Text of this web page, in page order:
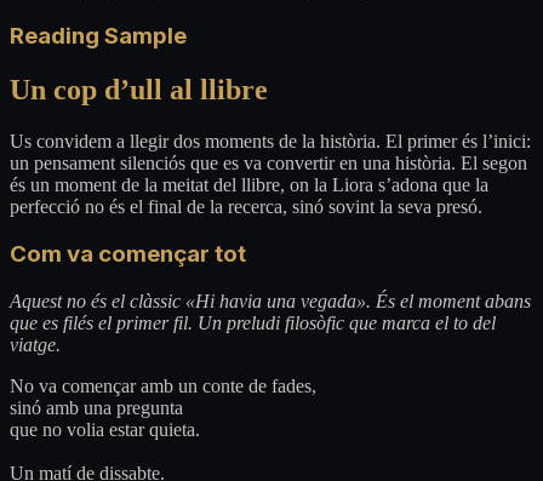
Reading Sample
Un cop d’ull al llibre
Us convidem a llegir dos moments de la història. El primer és l’inici:
un pensament silenciós que es va convertir en una història. El segon
és un moment de la meitat del llibre, on la Liora s’adona que la
perfecció no és el final de la recerca, sinó sovint la seva presó.
Com va començar tot
Aquest no és el clàssic «Hi havia una vegada». És el moment abans
que es filés el primer fil. Un preludi filosòfic que marca el to del
viatge.
No va començar amb un conte de fades,
sinó amb una pregunta
que no volia estar quieta.
Un matí de dissabte.